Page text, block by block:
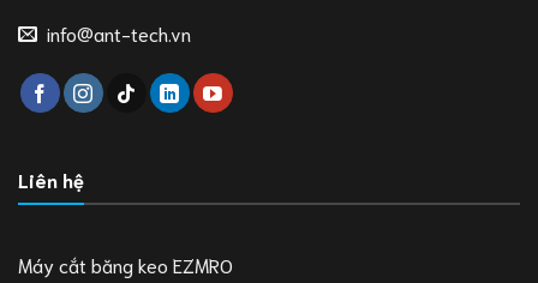
info@ant-tech.vn
Liên hệ
Máy cắt băng keo EZMRO